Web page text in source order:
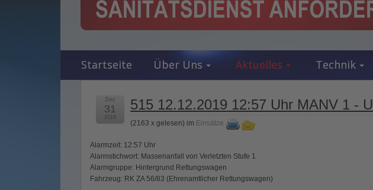
Startseite Über Uns Aktuelles Technik
515 12.12.2019 12:57 Uhr MANV 1 -
(2163 x gelesen) im Einsätze
Dez
31
2019
Alarmzeit: 12:57 Uhr
Alarmstichwort: Massenanfall von Verletzten Stufe 1
Alarmgruppe: Hintergrund Rettungswagen
Fahrzeug: RK ZA 56/83 (Ehrenamtlicher Rettungswagen)